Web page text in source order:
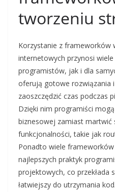
tworzeniu
Korzystanie z frameworków
internetowych przynosi
programistów, jak i dla
oferują gotowe rozwiązania
zaoszczędzić czas podczas
Dzięki nim programiści
biznesowej zamiast martwić
funkcjonalności, takie jak
Ponadto wiele
najlepszych praktyk
projektowych, co przekłada
łatwiejszy do utrzymania